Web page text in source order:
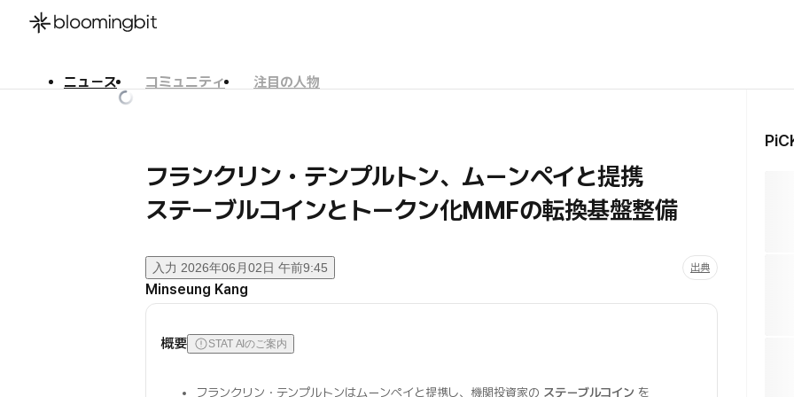
ニュース コミュニティ
注目の人物
フランクリン・テンプルトン、ムーンペイと提携
ステーブルコインとトークン化MMFの転換基盤整備
入力 2026年06月02日 午前9:45 出典
Minseung Kang
概要 STAT AIのご案内
フランクリン・テンプルトンはムーンペイと提携し、機関投資家の ステーブルコイン を